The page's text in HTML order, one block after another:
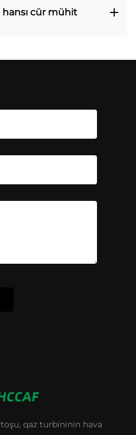
hansı cür mühit
qaz turbininin hava